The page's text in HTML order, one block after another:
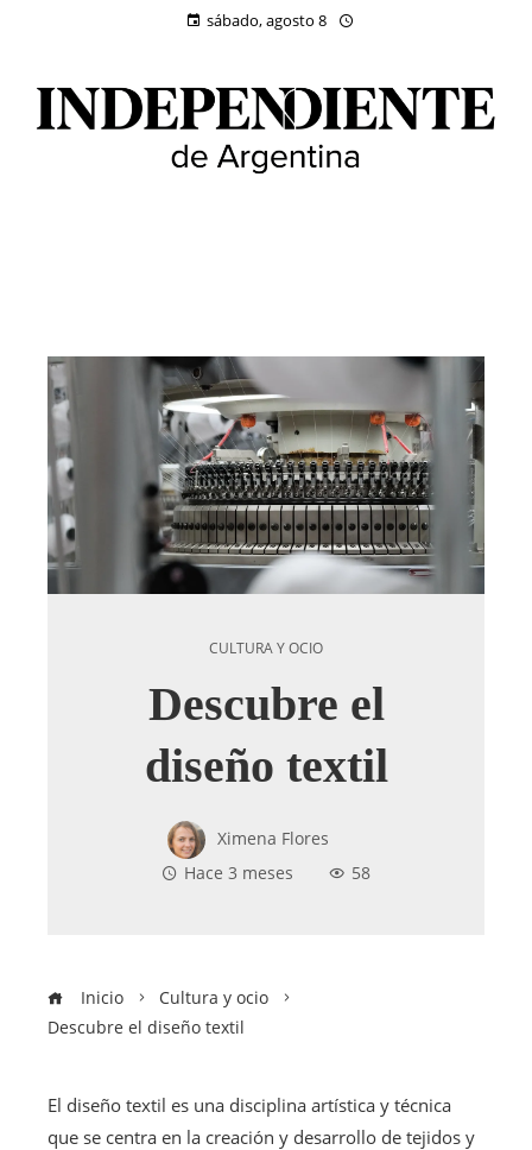
sábado, agosto 8
CULTURA Y OCIO
Descubre el
diseño textil
Ximena Flores
Hace 3 meses
58
Inicio
Cultura y ocio
Descubre el diseño textil
El diseño textil es una disciplina artística y técnica
que se centra en la creación y desarrollo de tejidos y